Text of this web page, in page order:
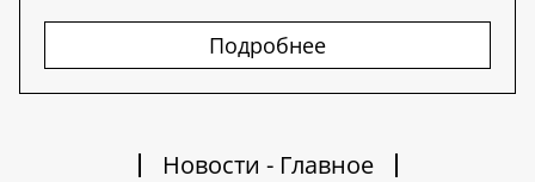
Подробнее
Новости - Главное